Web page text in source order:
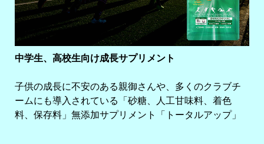
中学生、高校生向け成長サプリメント
子供の成長に不安のある親御さんや、多くのクラブチ
ームにも導入されている「砂糖、人工甘味料、着色
料、保存料」無添加サプリメント「トータルアップ」